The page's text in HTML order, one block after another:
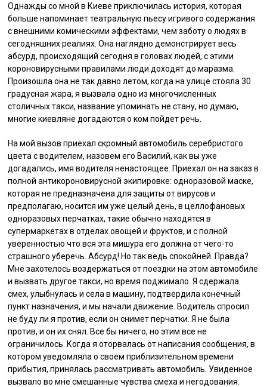
Однажды со мной в Киеве приключилась история, которая
больше напоминает театральную пьесу игривого содержания
с внешними комическими эффектами, чем заботу о людях в
сегодняшних реалиях. Она наглядно демонстрирует весь
абсурд, происходящий сегодня в головах людей, с этими
короновирусными правилами люди доходят до маразма.
Произошла она не так давно летом, когда на улице стояла 30
градусная жара, я вызвала одно из многочисленных
столичных такси, название упоминать не стану, но думаю,
многие киевляне догадаются о ком пойдет речь.
На мой вызов приехал скромный автомобиль серебристого
цвета с водителем, назовем его Василий, как вы уже
догадались, имя водителя ненастоящее. Приехал он на заказ в
полной антикороновирусной экипировке: одноразовой маске,
которая не предназначена для защиты от вирусов и
предполагаю, носится им уже целый день, в целлофановых
одноразовых перчатках, такие обычно находятся в
супермаркетах в отделах овощей и фруктов, и с полной
уверенностью что вся эта мишура его должна от чего-то
страшного уберечь. Абсурд! Но так ведь спокойней. Правда?
Мне захотелось воздержаться от поездки на этом автомобиле
и вызвать другое такси, но время поджимало. Я сдержала
смех, улыбнулась и села в машину, подтвердила конечный
пункт назначения, и мы начали движение. Водитель спросил
не буду ли я против, если он снимет перчатки. Я не была
против, и он их снял. Все бы ничего, но этим все не
ограничилось. Когда я оторвалась от написания сообщения, в
котором уведомляла о своем приблизительном времени
прибытия, принялась рассматривать автомобиль. Увиденное
вызвало во мне смешанные чувства смеха и негодования.